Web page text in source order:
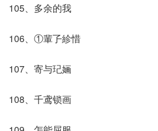
105、多余的我
106、①輩孒紾惜
107、寄与玘婳
108、千鸢锁画